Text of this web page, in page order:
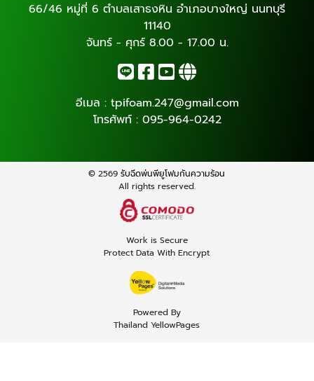
66/46 หมู่ที่ 6 ตำบลเสาธงหิน อำเภอบางใหญ่ นนทบุรี
11140
จันทร์ - ศุกร์ 8.00 - 17.00 น.
อีเมล : tpifoam.247@gmail.com
โทรศัพท์ : 095-964-0242
© 2569รับฉีดพ่นพียูโฟมกันความร้อน
All rights reserved.
Work is Secure
Protect Data With Encrypt
Powered By
Thailand YellowPages